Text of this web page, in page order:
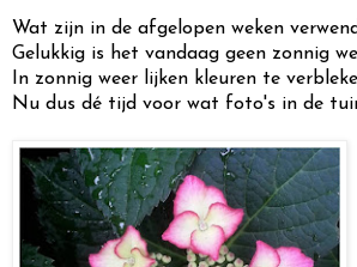
Wat zijn in de afgelopen weken
Gelukkig is het vandaag geen zonnig
In zonnig weer lijken kleuren te
Nu dus dé tijd voor wat foto's in de